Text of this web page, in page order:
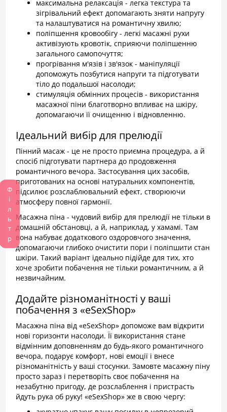
Фільтр
максимальна релаксація - легка текстура та
зігрівальний ефект допомагають зняти напругу
та налаштуватися на романтичну хвилю;
поліпшення кровообігу - легкі масажні рухи
активізують кровотік, сприяючи поліпшенню
загального самопочуття;
прогрівання м'язів і зв'язок - маніпуляції
допоможуть позбутися напруги та підготувати
тіло до подальшої насолоди;
стимуляція обмінних процесів - використання
масажної піни благотворно впливає на шкіру,
допомагаючи її очищенню і відновленню.
Ідеальний вибір для прелюдії
Пінний масаж - це не просто приємна процедура, а й
спосіб підготувати партнера до продовження
романтичного вечора. Застосування цих засобів,
приготованих на основі натуральних компонентів,
підсилює розслаблювальний ефект, створюючи
атмосферу повної гармонії.
Масажна піна - чудовий вибір для прелюдії не тільки в
домашній обстановці, а й, наприклад, у хамамі. Там
вона набуває додаткового оздоровчого значення,
допомагаючи глибоко очистити пори і поліпшити стан
шкіри. Такий варіант ідеально підійде для тих, хто
хоче зробити побачення не тільки романтичним, а й
незвичайним.
Додайте різноманітності у ваші
побачення з «eSexShop»
Масажна піна від «eSexShop» допоможе вам відкрити
нові горизонти насолоди. Її використання стане
відмінним доповненням до будь-якого романтичного
вечора, подарує комфорт, нові емоції і внесе
різноманітність у ваші стосунки. Замовте масажну піну
просто зараз і перетворіть своє побачення на
незабутню пригоду, де розслаблення і пристрасть
йдуть рука об руку! «eSexShop» же в свою чергу: